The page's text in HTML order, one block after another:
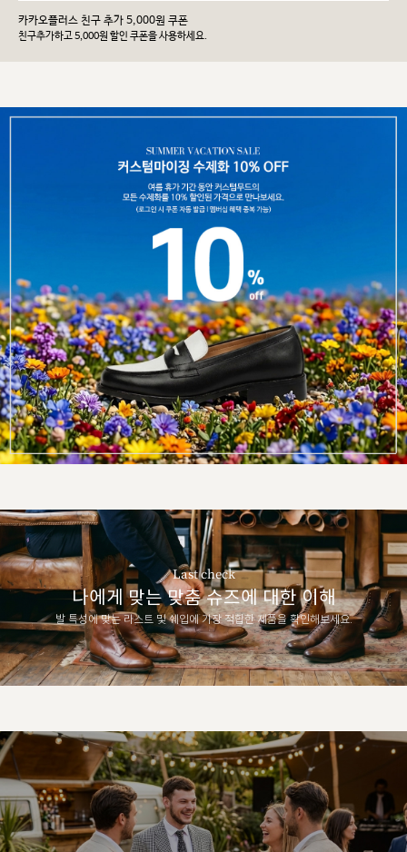
카카오플러스 친구 추가 5,000원 쿠폰
친구추가하고 5,000원 할인 쿠폰을 사용하세요.
Last check
나에게 맞는 맞춤 슈즈에 대한 이해
발 특성에 맞는 라스트 및 쉐입에 가장 적합한 제품을 확인해보세요.